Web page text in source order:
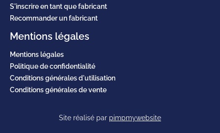
S'inscrire en tant que fabricant
Recommander un fabricant
Mentions légales
Mentions légales
Politique de confidentialité
Conditions générales d'utilisation
Conditions générales de vente
Site réalisé par pimpmywebsite